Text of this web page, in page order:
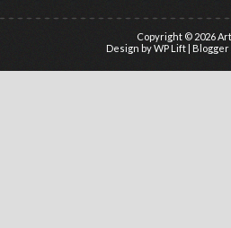
Copyright © 2026
Design byWP Lift| Blogger